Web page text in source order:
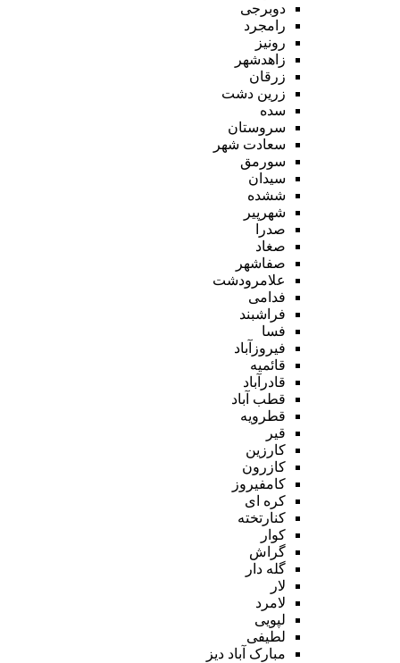
دوبرجی
رامجرد
رونیز
زاهدشهر
زرقان
زرین دشت
سده
سروستان
سعادت شهر
سورمق
سیدان
ششده
شهرپیر
صدرا
صغاد
صفاشهر
علامرودشت
فدامی
فراشبند
فسا
فیروزآباد
قائمیه
قادرآباد
قطب آباد
قطرویه
قیر
کارزین
کازرون
کامفیروز
کره ای
کنارتخته
کوار
گراش
گله دار
لار
لامرد
لپویی
لطیفی
مبارک آباد دیز